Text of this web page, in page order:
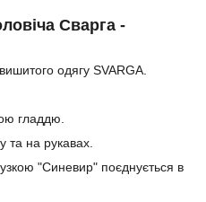
Сварга -
одягу SVARGA.
гладдю.
та на рукавах.
"Синевир" поєднується в